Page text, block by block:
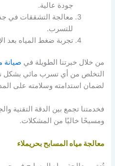
جودة عالية.
معالجة التشققات في
للتسرب.
تجربة ضغط المياه بعد
من خلال خبرتنا الطويلة في صيانة
التخلص من أي تسرب مائي بشكل
لضمان استدامته وسلامته على
فخدمتنا تجمع بين الدقة التقنية
ومسبحًا خاليًا من المشكلات.
معالجة مياه المسابح بحريملاء